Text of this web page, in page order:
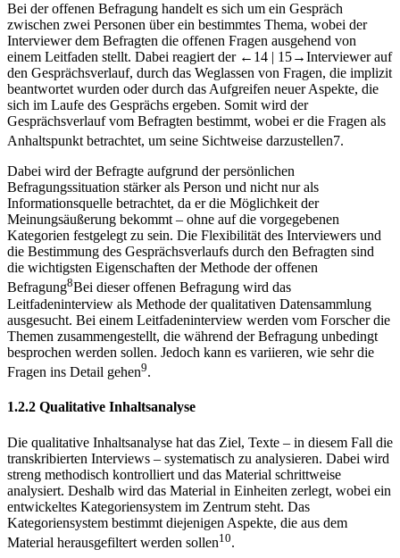
Bei der offenen Befragung handelt es sich um ein Gespräch
zwischen zwei Personen über ein bestimmtes Thema, wobei der
Interviewer dem Befragten die offenen Fragen ausgehend von
einem Leitfaden stellt. Dabei reagiert der ←14 | 15→Interviewer auf
den Gesprächsverlauf, durch das Weglassen von Fragen, die implizit
beantwortet wurden oder durch das Aufgreifen neuer Aspekte, die
sich im Laufe des Gesprächs ergeben. Somit wird der
Gesprächsverlauf vom Befragten bestimmt, wobei er die Fragen als
Anhaltspunkt betrachtet, um seine Sichtweise darzustellen7.
Dabei wird der Befragte aufgrund der persönlichen
Befragungssituation stärker als Person und nicht nur als
Informationsquelle betrachtet, da er die Möglichkeit der
Meinungsäußerung bekommt – ohne auf die vorgegebenen
Kategorien festgelegt zu sein. Die Flexibilität des Interviewers und
die Bestimmung des Gesprächsverlaufs durch den Befragten sind
die wichtigsten Eigenschaften der Methode der offenen
Befragung8Bei dieser offenen Befragung wird das
Leitfadeninterview als Methode der qualitativen Datensammlung
ausgesucht. Bei einem Leitfadeninterview werden vom Forscher die
Themen zusammengestellt, die während der Befragung unbedingt
besprochen werden sollen. Jedoch kann es variieren, wie sehr die
Fragen ins Detail gehen9.
1.2.2 Qualitative Inhaltsanalyse
Die qualitative Inhaltsanalyse hat das Ziel, Texte – in diesem Fall die
transkribierten Interviews – systematisch zu analysieren. Dabei wird
streng methodisch kontrolliert und das Material schrittweise
analysiert. Deshalb wird das Material in Einheiten zerlegt, wobei ein
entwickeltes Kategoriensystem im Zentrum steht. Das
Kategoriensystem bestimmt diejenigen Aspekte, die aus dem
Material herausgefiltert werden sollen10.